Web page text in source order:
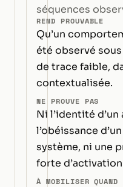
séquences
REND PROUVABLE
Qu’un
été observé
de trace faible,
contextualisée.
NE PROUVE PAS
Ni l’identité d’un
l’obéissance d’un
système, ni une
forte
À MOBILISER QUAND